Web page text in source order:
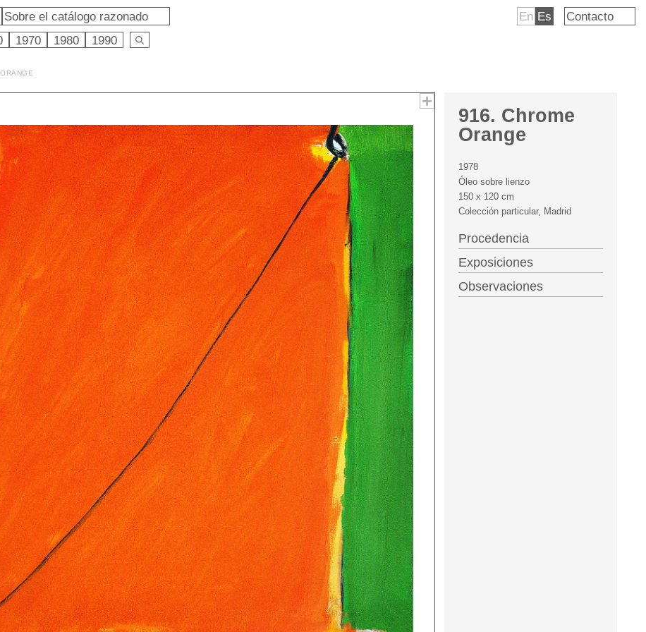
Sobre el catálogo razonado
1970 1980 1990
En Es Contacto
916. Chrome
Orange
1978
Óleo sobre lienzo
150 x 120 cm
Colección particular, Madrid
Procedencia
Exposiciones
Observaciones